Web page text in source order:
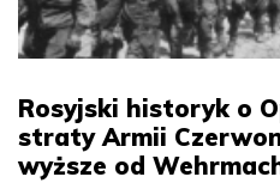
Rosyjski historyk o
straty Armii
wyższe od